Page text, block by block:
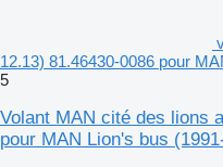
12.13) 81.46430-0086 pour
5
Volant MAN cité des lions
pour MAN Lion's bus